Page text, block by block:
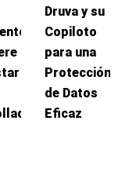
Druva y su
Copiloto
para una
Protección
de Datos
Eficaz